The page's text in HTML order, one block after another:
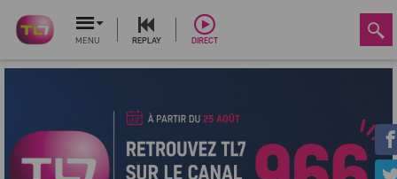
MENU REPLAY DIRECT